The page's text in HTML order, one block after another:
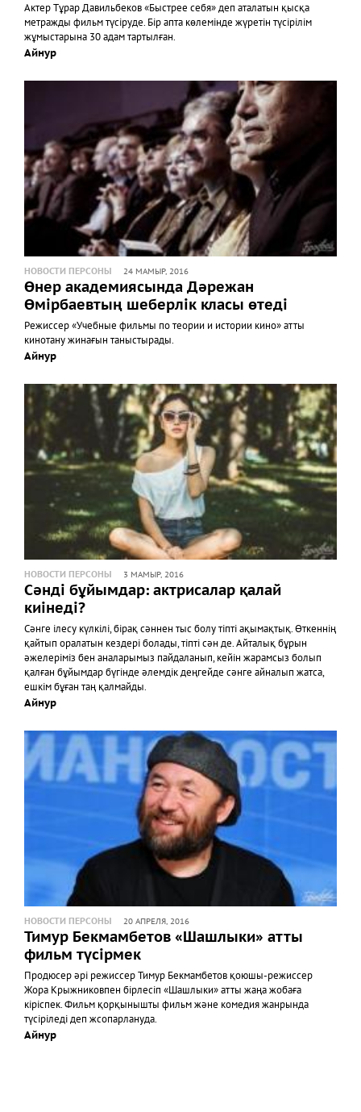
Актер Тұрар Давильбеков «Быстрее себя» деп аталатын қысқа
метражды фильм түсіруде. Бір апта көлемінде жүретін түсірілім
жұмыстарына 30 адам тартылған.
Айнур
НОВОСТИ ПЕРСОНЫ 24 МАМЫР, 2016
Өнер академиясында Дәрежан
Өмірбаевтың шеберлік класы өтеді
Режиссер «Учебные фильмы по теории и истории кино» атты
кинотану жинағын таныстырады.
Айнур
НОВОСТИ ПЕРСОНЫ 3 МАМЫР, 2016
Сәнді бұйымдар: актрисалар қалай
киінеді?
Сәнге ілесу күлкілі, бірақ сәннен тыс болу тіпті ақымақтық. Өткеннің
қайтып оралатын кездері болады, тіпті сән де. Айталық бұрын
әжелеріміз бен аналарымыз пайдаланып, кейін жарамсыз болып
қалған бұйымдар бүгінде әлемдік деңгейде сәнге айналып жатса,
ешкім бұған таң қалмайды.
Айнур
НОВОСТИ ПЕРСОНЫ 20 АПРЕЛЯ, 2016
Тимур Бекмамбетов «Шашлыки» атты
фильм түсірмек
Продюсер әрі режиссер Тимур Бекмамбетов қоюшы-режиссер
Жора Крыжниковпен бірлесіп «Шашлыки» атты жаңа жобаға
кіріспек. Фильм қорқынышты фильм және комедия жанрында
түсіріледі деп жсопарлануда.
Айнур